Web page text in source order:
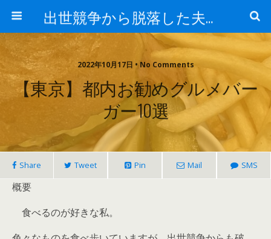
出世競争から脱落した夫と妻の日常
2022年10月17日 • No Comments
【東京】都内お勧めグルメバー
ガー10選
Share Tweet Pin Mail SMS
概要
食べるのが好きな私。